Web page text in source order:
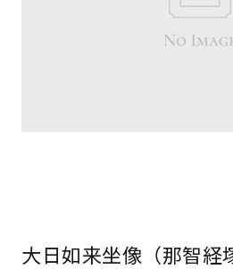
大日如来坐像（那智経